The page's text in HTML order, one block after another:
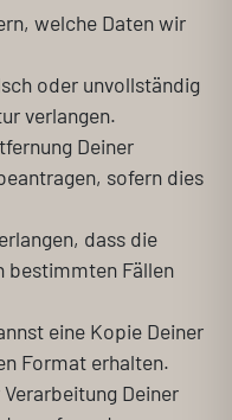
welche Daten wir
oder unvollständig
verlangen.
Deiner
sofern dies
dass die
bestimmten Fällen
eine Kopie Deiner
Format erhalten.
Deiner